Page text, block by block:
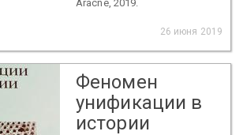
Aracne, 2019.
26 июня 2019
Феномен
унификации в
истории